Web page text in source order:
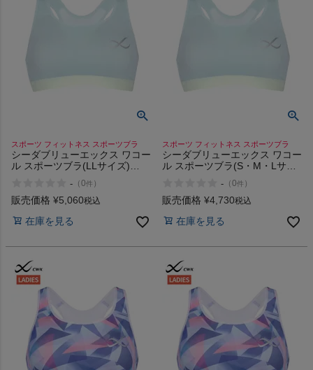
スポーツ フィットネス スポーツブラ
シーダブリューエックス ワコー
ル スポーツブラ(LLサイズ)
- （0件 ）
販売価格 ¥5,060税込
在庫を見る
スポーツ フィットネス スポーツブラ
シーダブリューエックス ワコー
ル スポーツブラ(S・M・Lサイ
- （0件 ）
販売価格 ¥4,730税込
在庫を見る